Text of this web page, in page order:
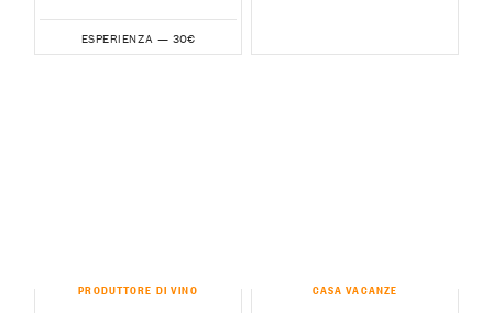
ESPERIENZA — 30€
PRODUTTORE DI VINO CASA VACANZE